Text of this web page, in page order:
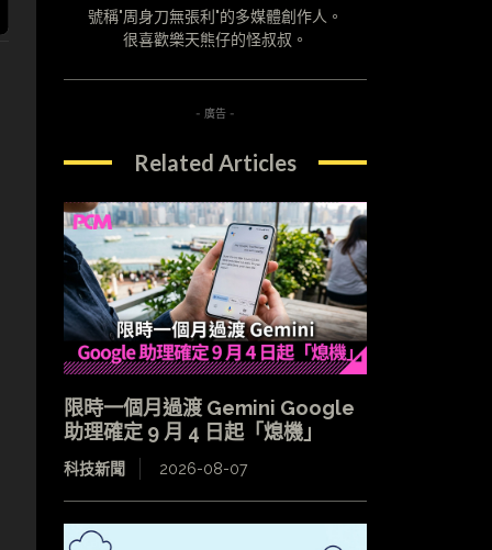
號稱"周身刀無張利"的多媒體創作人。
很喜歡樂天熊仔的怪叔叔。
- 廣告 -
Related Articles
限時一個月過渡 Gemini Google
助理確定 9 月 4 日起「熄機」
科技新聞 2026-08-07